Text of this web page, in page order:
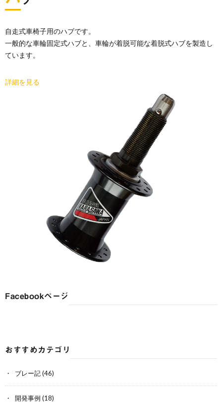
自走式車椅子用のハブです。
一般的な車輪固定式ハブと、車輪が着脱可能な着脱式ハブを製造し
ています。
詳細を見る
Facebookページ
おすすめカテゴリ
ブレー記(46)
開発事例 (18)